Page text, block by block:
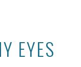
EYES